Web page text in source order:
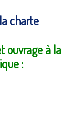
charte
ouvrage à la
: